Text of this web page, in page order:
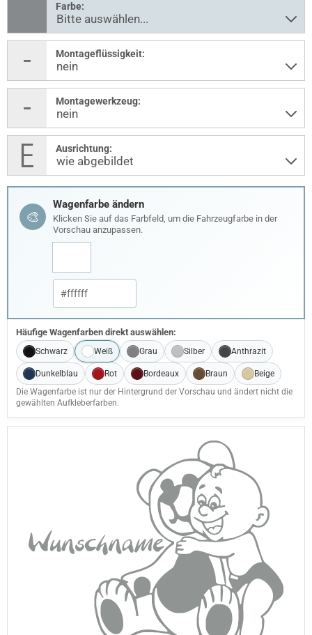
Farbe:
Montageflüssigkeit:
Montagewerkzeug:
Ausrichtung:
🎨
Wagenfarbe ändern
Klicken Sie auf das Farbfeld, um die Fahrzeugfarbe in der
Vorschau anzupassen.
Häufige Wagenfarben direkt auswählen:
Schwarz Weiß Grau Silber Anthrazit
Dunkelblau Rot Bordeaux Braun
Beige
Die Wagenfarbe ist nur der Hintergrund der Vorschau und ändert nicht die
gewählten Aufkleberfarben.